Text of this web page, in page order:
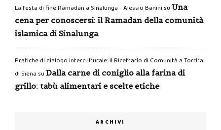
La festa di fine Ramadan a Sinalunga - Alessio Banini su Una
cena per conoscersi: il Ramadan della comunità
islamica di Sinalunga
Pratiche di dialogo interculturale: il Ricettario di Comunità a Torrita
di Siena su Dalla carne di coniglio alla farina di
grillo: tabù alimentari e scelte etiche
ARCHIVI